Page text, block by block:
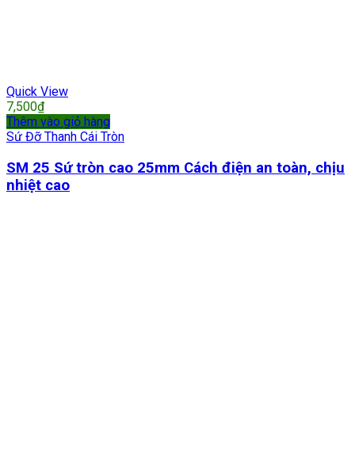
Quick View
7,500₫
Thêm vào giỏ hàng
Sứ Đỡ Thanh Cái Tròn
SM 25 Sứ tròn cao 25mm Cách điện an toàn, chịu
nhiệt cao